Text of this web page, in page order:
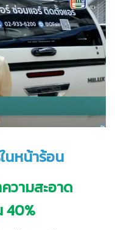
นหน้าร้อน
วามสะอาด
40%